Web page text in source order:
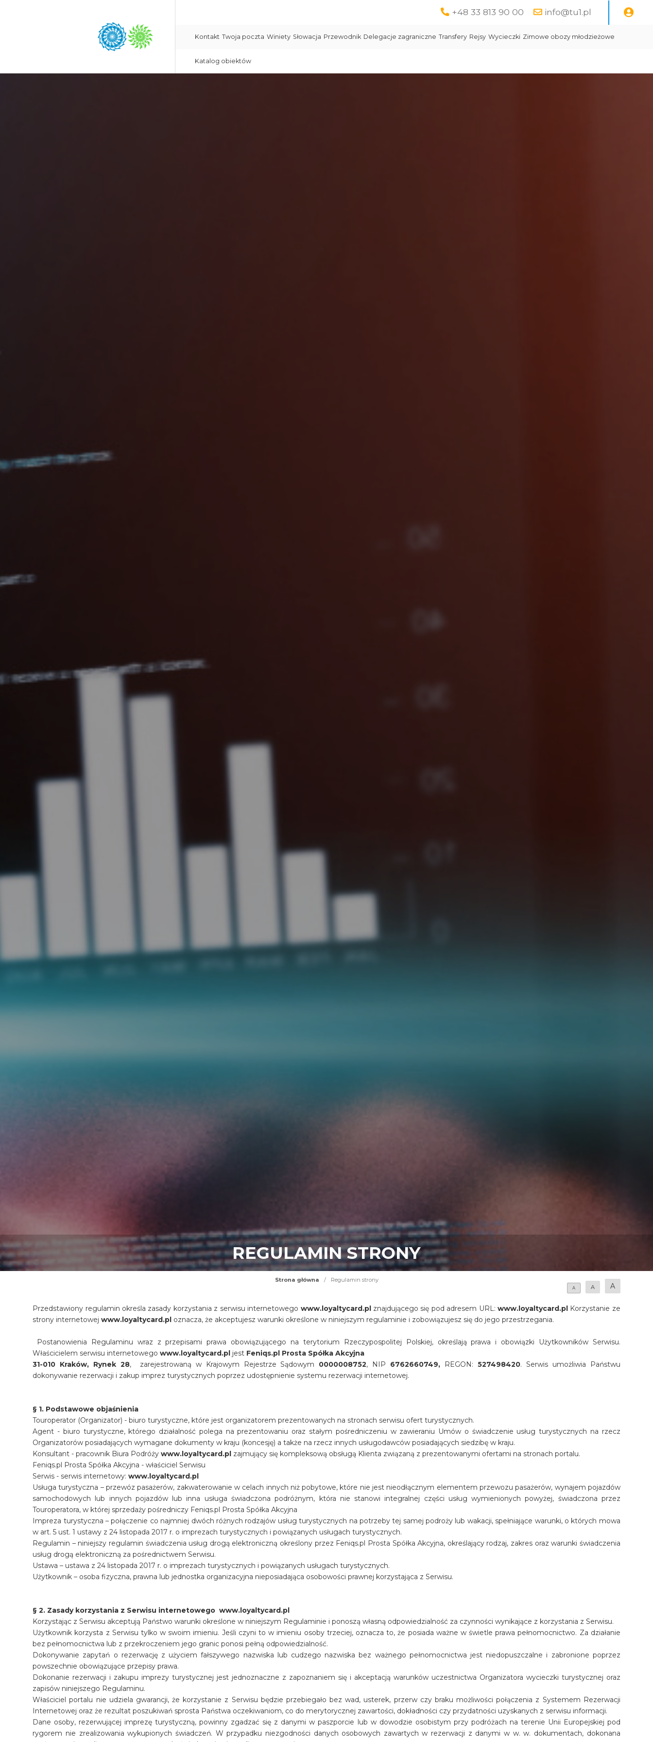
+48 33 813 90 00 info@tu1.pl
Kontakt Twoja poczta Winiety Słowacja Przewodnik Delegacje zagraniczne Transfery Rejsy Wycieczki Zimowe obozy młodzieżowe
Katalog obiektów
REGULAMIN STRONY
Strona główna / Regulamin strony
A A A
Przedstawiony regulamin określa zasady korzystania z serwisu internetowego www.loyaltycard.plznajdującego się pod adresem URL: www.loyaltycard.plKorzystanie ze
strony internetowejwww.loyaltycard.pl oznacza, że akceptujesz warunki określone w niniejszym regulaminie i zobowiązujesz się do jego przestrzegania.
Postanowienia Regulaminu wraz z przepisami prawa obowiązującego na terytorium Rzeczypospolitej Polskiej, określają prawa i obowiązki Użytkowników Serwisu.
Właścicielem serwisu internetowegowww.loyaltycard.pl jest Feniqs.pl Prosta Spółka Akcyjna
31-010 Kraków, Rynek 28, zarejestrowaną w Krajowym Rejestrze Sądowym 0000008752, NIP 6762660749, REGON:527498420. Serwis umożliwia Państwu
dokonywanie rezerwacji i zakup imprez turystycznych poprzez udostępnienie systemu rezerwacji internetowej.
§ 1. Podstawowe objaśnienia
Touroperator (Organizator) - biuro turystyczne, które jest organizatorem prezentowanych na stronach serwisu ofert turystycznych.
Agent - biuro turystyczne, którego działalność polega na prezentowaniu oraz stałym pośredniczeniu w zawieraniu Umów o świadczenie usług turystycznych na rzecz
Organizatorów posiadających wymagane dokumenty w kraju (koncesję) a także na rzecz innych usługodawców posiadających siedzibę w kraju.
Konsultant - pracownik Biura Podróżywww.loyaltycard.pl zajmujący się kompleksową obsługą Klienta związaną z prezentowanymi ofertami na stronach portalu.
Feniqs.pl Prosta Spółka Akcyjna - właściciel Serwisu
Serwis - serwis internetowy:www.loyaltycard.pl
Usługa turystyczna – przewóz pasażerów, zakwaterowanie w celach innych niż pobytowe, które nie jest nieodłącznym elementem przewozu pasażerów, wynajem pojazdów
samochodowych lub innych pojazdów lub inna usługa świadczona podróżnym, która nie stanowi integralnej części usług wymienionych powyżej, świadczona przez
Touroperatora, w której sprzedaży pośredniczy Feniqs.pl Prosta Spółka Akcyjna
Impreza turystyczna – połączenie co najmniej dwóch różnych rodzajów usług turystycznych na potrzeby tej samej podroży lub wakacji, spełniające warunki, o których mowa
w art. 5 ust. 1 ustawy z 24 listopada 2017 r. o imprezach turystycznych i powiązanych usługach turystycznych.
Regulamin – niniejszy regulamin świadczenia usług drogą elektroniczną określony przez Feniqs.pl Prosta Spółka Akcyjna, określający rodzaj, zakres oraz warunki świadczenia
usług drogą elektroniczną za pośrednictwem Serwisu.
Ustawa – ustawa z 24 listopada 2017 r. o imprezach turystycznych i powiązanych usługach turystycznych.
Użytkownik – osoba fizyczna, prawna lub jednostka organizacyjna nieposiadająca osobowości prawnej korzystająca z Serwisu.
§ 2. Zasady korzystania z Serwisu internetowego www.loyaltycard.pl
Korzystając z Serwisu akceptują Państwo warunki określone w niniejszym Regulaminie i ponoszą własną odpowiedzialność za czynności wynikające z korzystania z Serwisu.
Użytkownik korzysta z Serwisu tylko w swoim imieniu. Jeśli czyni to w imieniu osoby trzeciej, oznacza to, że posiada ważne w świetle prawa pełnomocnictwo. Za działanie
bez pełnomocnictwa lub z przekroczeniem jego granic ponosi pełną odpowiedzialność.
Dokonywanie zapytań o rezerwację z użyciem fałszywego nazwiska lub cudzego nazwiska bez ważnego pełnomocnictwa jest niedopuszczalne i zabronione poprzez
powszechnie obowiązujące przepisy prawa.
Dokonanie rezerwacji i zakupu imprezy turystycznej jest jednoznaczne z zapoznaniem się i akceptacją warunków uczestnictwa Organizatora wycieczki turystycznej oraz
zapisów niniejszego Regulaminu.
Właściciel portalu nie udziela gwarancji, że korzystanie z Serwisu będzie przebiegało bez wad, usterek, przerw czy braku możliwości połączenia z Systemem Rezerwacji
Internetowej oraz że rezultat poszukiwań sprosta Państwa oczekiwaniom, co do merytorycznej zawartości, dokładności czy przydatności uzyskanych z serwisu informacji.
Dane osoby, rezerwującej imprezę turystyczną, powinny zgadzać się z danymi w paszporcie lub w dowodzie osobistym przy podróżach na terenie Unii Europejskiej pod
rygorem nie zrealizowania wykupionych świadczeń. W przypadku niezgodności danych osobowych zawartych w rezerwacji z danymi w w. w. dokumentach, dokonana